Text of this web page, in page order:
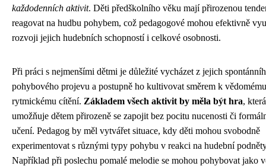
každodenních aktivit. Děti předškolního věku mají přirozenou
reagovat na hudbu pohybem, což pedagogové mohou efektivně
rozvoji jejich hudebních schopností i celkové osobnosti.
Při práci s nejmenšími dětmi je důležité vycházet z jejich
pohybového projevu a postupně ho kultivovat směrem k vědomému
rytmickému cítění. Základem všech aktivit by měla být hra, která
umožňuje dětem přirozeně se zapojit bez pocitu nucenosti či
učení. Pedagog by měl vytvářet situace, kdy děti mohou svobodně
experimentovat s různými typy pohybu v reakci na hudební
Například při poslechu pomalé melodie se mohou pohybovat jako